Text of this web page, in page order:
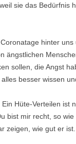
sie das Bedürfnis
hinter
ängstlichen
sollen, die Angst
besser wissen
Hüte-Verteilen ist
bist mir recht, so
zeigen, wie gut er ist.